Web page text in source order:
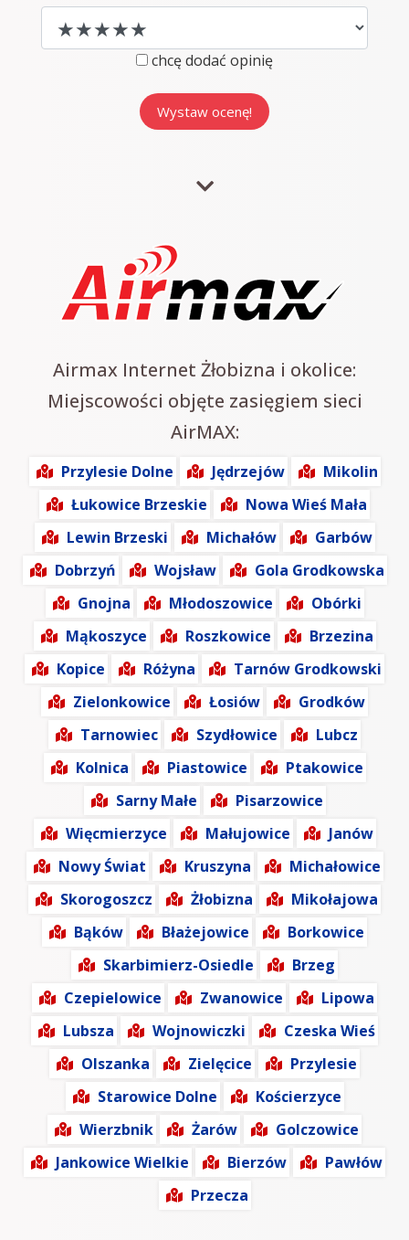
chcę dodać opinię
Airmax Internet Żłobizna i okolice:
Miejscowości objęte zasięgiem sieci
AirMAX:
Przylesie Dolne Jędrzejów
Mikolin
Łukowice Brzeskie
Nowa Wieś Mała
Lewin Brzeski
Michałów
Garbów
Dobrzyń
Wojsław
Gola Grodkowska
Gnojna
Młodoszowice
Obórki
Mąkoszyce
Roszkowice
Brzezina
Kopice
Różyna
Tarnów Grodkowski
Zielonkowice
Łosiów
Grodków
Tarnowiec
Szydłowice
Lubcz
Kolnica
Piastowice
Ptakowice
Sarny Małe
Pisarzowice
Więcmierzyce
Małujowice
Janów
Nowy Świat
Kruszyna
Michałowice
Skorogoszcz
Żłobizna
Mikołajowa
Bąków
Błażejowice
Borkowice
Skarbimierz-Osiedle
Brzeg
Czepielowice
Zwanowice
Lipowa
Lubsza
Wojnowiczki
Czeska Wieś
Olszanka
Zielęcice
Przylesie
Starowice Dolne
Kościerzyce
Wierzbnik
Żarów
Golczowice
Jankowice Wielkie
Bierzów
Pawłów
Przecza